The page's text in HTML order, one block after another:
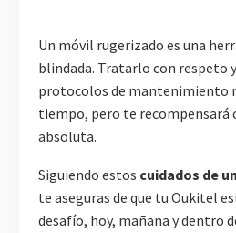
Un móvil rugerizado es una
blindada. Tratarlo con respeto
protocolos de mantenimiento
tiempo, pero te recompensará
absoluta.
Siguiendo estos cuidados de
te aseguras de que tu Oukitel
desafío, hoy, mañana y dentro